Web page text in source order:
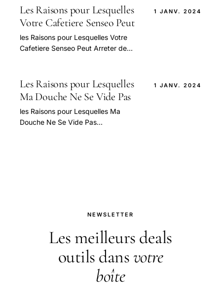
aborder.
Les Raisons pour Lesquelles
Votre Cafetiere Senseo Peut
les Raisons pour Lesquelles Votre
Cafetiere Senseo Peut Arreter de
1 JANV. 2024
Les Raisons pour Lesquelles
Ma Douche Ne Se Vide Pas
les Raisons pour Lesquelles Ma
Douche Ne Se Vide Pas
1 JANV. 2024
NEWSLETTER
Les meilleurs deals
outils dansvotre
boîte